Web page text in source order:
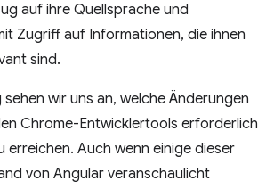
auf ihre Quellsprache und
Zugriff auf Informationen, die ihnen
sind.
sehen wir uns an, welche Änderungen
Chrome-Entwicklertools erforderlich
erreichen. Auch wenn einige dieser
von Angular veranschaulicht